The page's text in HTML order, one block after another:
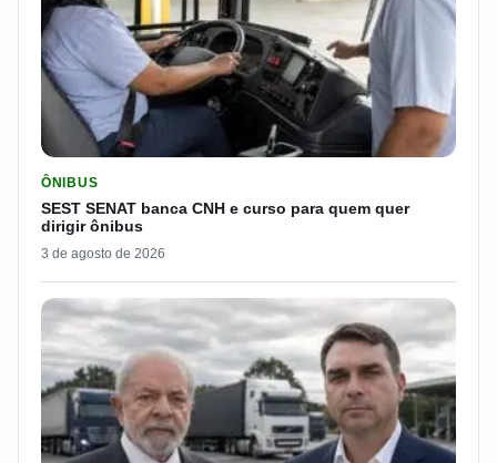
ÔNIBUS
SEST SENAT banca CNH e curso para quem quer
dirigir ônibus
3 de agosto de 2026